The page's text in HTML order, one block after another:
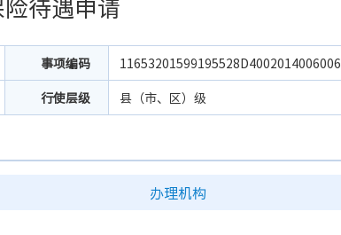
待遇申请
事项编码
11653201599195528D4002014006006
行使层级 县（市、区）级
办理机构